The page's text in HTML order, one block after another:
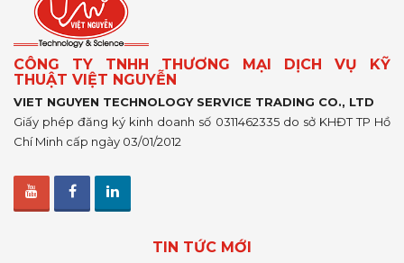
CÔNG TY TNHH THƯƠNG MẠI DỊCH VỤ KỸ
THUẬT VIỆT NGUYỄN
VIET NGUYEN TECHNOLOGY SERVICE TRADING CO., LTD
Giấy phép đăng ký kinh doanh số 0311462335 do sở KHĐT TP Hồ
Chí Minh cấp ngày 03/01/2012
TIN TỨC MỚI